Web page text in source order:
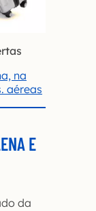
na
aéreas
E
da